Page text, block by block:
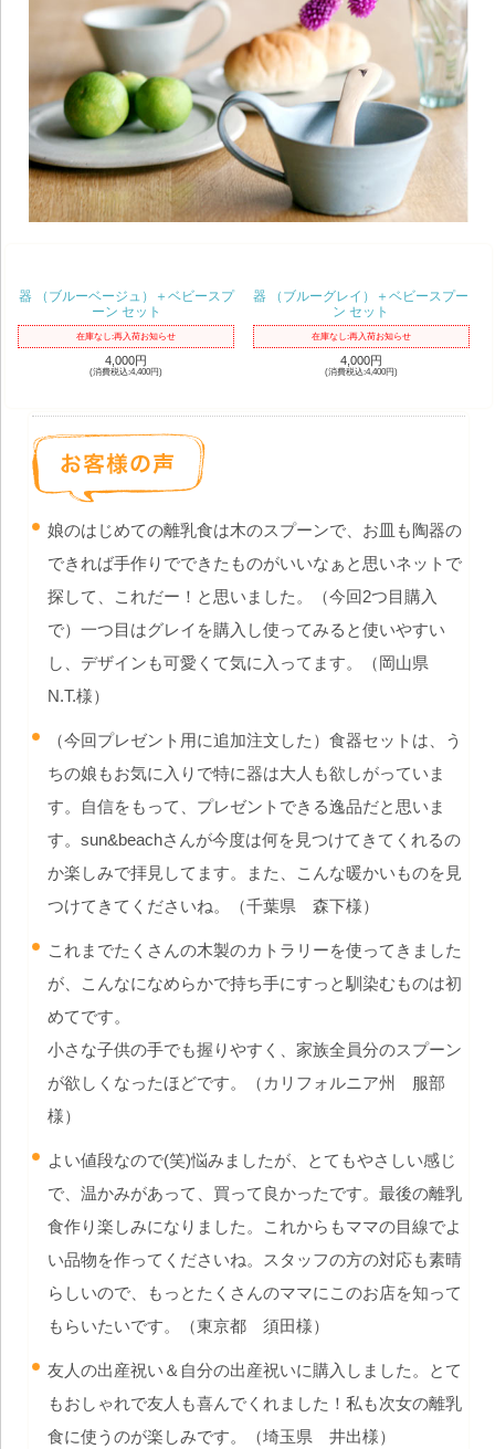
器 （ブルーベージュ）＋ベビースプ
ーン セット
在庫なし:再入荷お知らせ
4,000円
(消費税込:4,400円)
器 （ブルーグレイ）＋ベビースプー
ン セット
在庫なし:再入荷お知らせ
4,000円
(消費税込:4,400円)
娘のはじめての離乳食は木のスプーンで、お皿も陶器の
できれば手作りでできたものがいいなぁと思いネットで
探して、これだー！と思いました。（今回2つ目購入
で）一つ目はグレイを購入し使ってみると使いやすい
し、デザインも可愛くて気に入ってます。（岡山県
N.T.様）
（今回プレゼント用に追加注文した）食器セットは、う
ちの娘もお気に入りで特に器は大人も欲しがっていま
す。自信をもって、プレゼントできる逸品だと思いま
す。sun&beachさんが今度は何を見つけてきてくれるの
か楽しみで拝見してます。また、こんな暖かいものを見
つけてきてくださいね。（千葉県 森下様）
これまでたくさんの木製のカトラリーを使ってきました
が、こんなになめらかで持ち手にすっと馴染むものは初
めてです。
小さな子供の手でも握りやすく、家族全員分のスプーン
が欲しくなったほどです。（カリフォルニア州 服部
様）
よい値段なので(笑)悩みましたが、とてもやさしい感じ
で、温かみがあって、買って良かったです。最後の離乳
食作り楽しみになりました。これからもママの目線でよ
い品物を作ってくださいね。スタッフの方の対応も素晴
らしいので、もっとたくさんのママにこのお店を知って
もらいたいです。（東京都 須田様）
友人の出産祝い＆自分の出産祝いに購入しました。とて
もおしゃれで友人も喜んでくれました！私も次女の離乳
食に使うのが楽しみです。（埼玉県 井出様）